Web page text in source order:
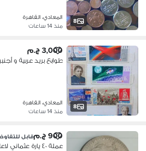
8
المعادي، القاهرة
منذ 14 ساعات
8
3,000 ج.م
طوابع بريد عربية و أجنبية
المعادي، القاهرة
منذ 14 ساعات
900 ج.م قابل
عملة ٤٠ يارة عثماني لاعلى سعر